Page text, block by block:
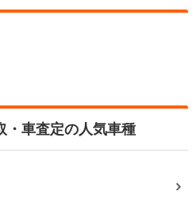
・車査定の人気車種